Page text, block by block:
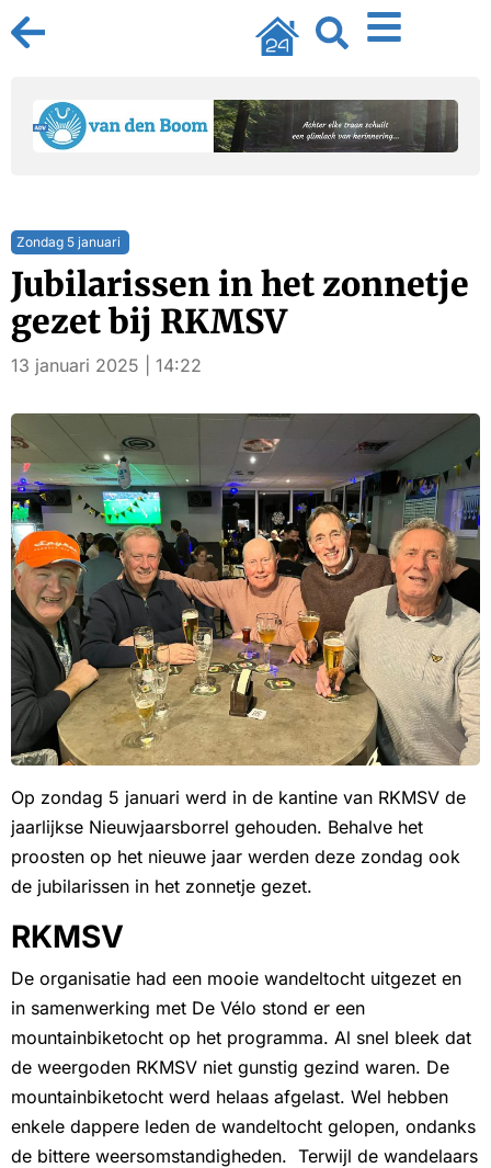
Zondag 5 januari
Jubilarissen in het zonnetje
gezet bij RKMSV
13 januari 2025 | 14:22
Op zondag 5 januari werd in de kantine van RKMSV de
jaarlijkse Nieuwjaarsborrel gehouden. Behalve het
proosten op het nieuwe jaar werden deze zondag ook
de jubilarissen in het zonnetje gezet.
RKMSV
De organisatie had een mooie wandeltocht uitgezet en
in samenwerking met De Vélo stond er een
mountainbiketocht op het programma. Al snel bleek dat
de weergoden RKMSV niet gunstig gezind waren. De
mountainbiketocht werd helaas afgelast. Wel hebben
enkele dappere leden de wandeltocht gelopen, ondanks
de bittere weersomstandigheden. Terwijl de wandelaars